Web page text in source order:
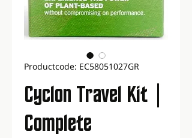
Productcode: EC58051027GR
Cyclon Travel Kit |
Complete